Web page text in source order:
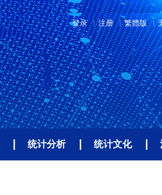
登录 注册 繁體版
统计分析 统计文化